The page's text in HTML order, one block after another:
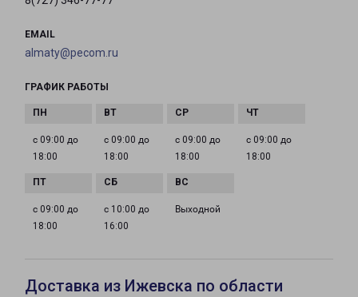
EMAIL
almaty@pecom.ru
ГРАФИК РАБОТЫ
с 09:00 до
18:00
с 09:00 до
18:00
с 09:00 до
18:00
с 09:00 до
18:00
с 09:00 до
18:00
с 10:00 до
16:00
Выходной
Доставка из Ижевска по области